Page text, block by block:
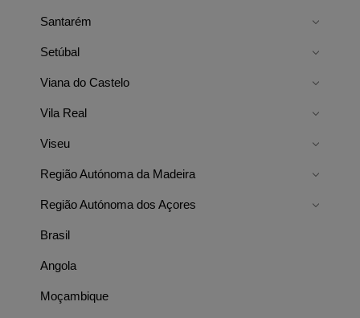
Santarém
Setúbal
Viana do Castelo
Vila Real
Viseu
Região Autónoma da Madeira
Região Autónoma dos Açores
Brasil
Angola
Moçambique